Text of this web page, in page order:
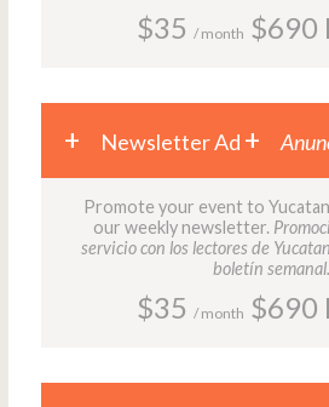
$35 / month $690
Newsletter Ad
Promote your event to
our weekly newsletter.
servicio con los lectores de
boletín semanal.
$35 / month $690